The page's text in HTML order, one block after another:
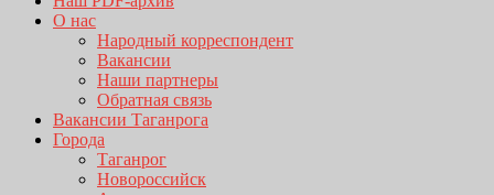
О нас
Народный корреспондент
Вакансии
Наши партнеры
Обратная связь
Вакансии Таганрога
Города
Таганрог
Новороссийск